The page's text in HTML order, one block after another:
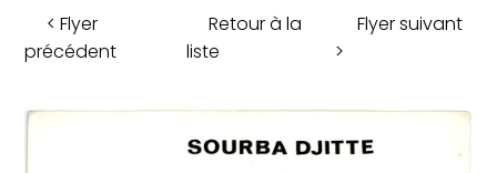
< Flyer
précédent
Retour à la
liste
Flyer suivant
>